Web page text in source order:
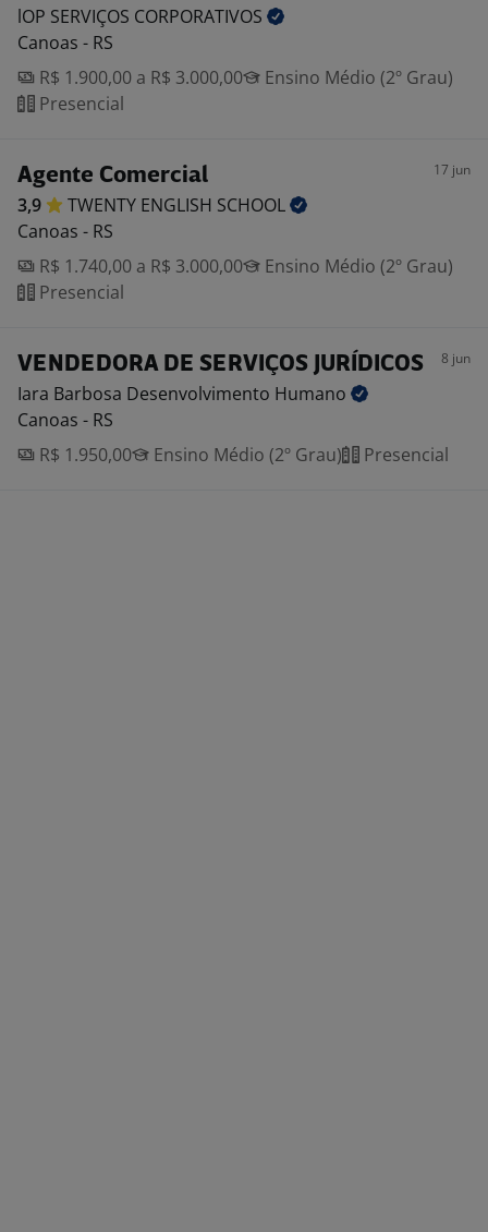
lOP SERVIÇOS CORPORATIVOS
Canoas - RS
R$ 1.900,00 a R$ 3.000,00
Ensino Médio (2º Grau)
Presencial
Agente Comercial 17 jun
3,9 TWENTY ENGLISH SCHOOL
Canoas - RS
R$ 1.740,00 a R$ 3.000,00
Ensino Médio (2º Grau)
Presencial
VENDEDORA DE SERVIÇOS JURÍDICOS 8 jun
Iara Barbosa Desenvolvimento Humano
Canoas - RS
R$ 1.950,00
Ensino Médio (2º Grau) Presencial